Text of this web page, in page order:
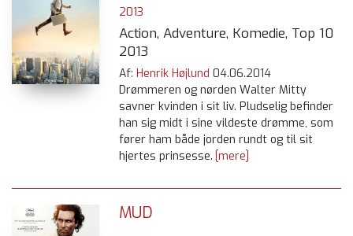
2013
Action, Adventure, Komedie, Top 10
2013
Af: Henrik Højlund 04.06.2014
Drømmeren og nørden Walter Mitty
savner kvinden i sit liv. Pludselig befinder
han sig midt i sine vildeste drømme, som
fører ham både jorden rundt og til sit
hjertes prinsesse. [mere]
MUD